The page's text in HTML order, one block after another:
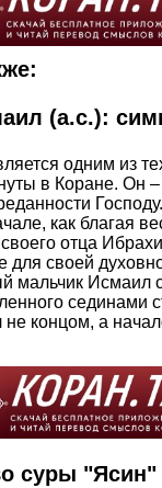
(а.с.):
одним из
в Коране. Он
как благая
отца
для своей
мальчик Исмаил
сединами
не концом, а
суры "Ясин"